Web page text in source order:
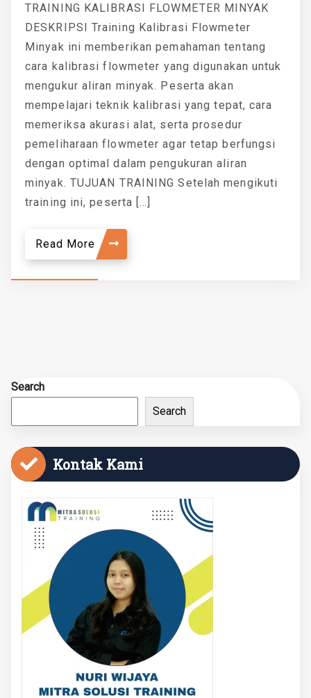
TRAINING KALIBRASI FLOWMETER MINYAK
DESKRIPSI Training Kalibrasi Flowmeter
Minyak ini memberikan pemahaman tentang
cara kalibrasi flowmeter yang digunakan untuk
mengukur aliran minyak. Peserta akan
mempelajari teknik kalibrasi yang tepat, cara
memeriksa akurasi alat, serta prosedur
pemeliharaan flowmeter agar tetap berfungsi
dengan optimal dalam pengukuran aliran
minyak. TUJUAN TRAINING Setelah mengikuti
training ini, peserta […]
Read More
Search
Search
Kontak Kami